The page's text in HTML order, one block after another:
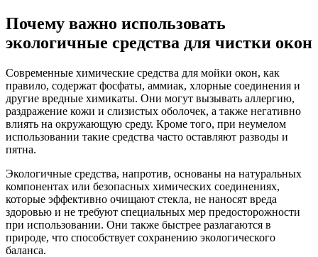
Почему важно использовать
экологичные средства для чистки окон
Современные химические средства для мойки окон, как
правило, содержат фосфаты, аммиак, хлорные соединения и
другие вредные химикаты. Они могут вызывать аллергию,
раздражение кожи и слизистых оболочек, а также негативно
влиять на окружающую среду. Кроме того, при неумелом
использовании такие средства часто оставляют разводы и
пятна.
Экологичные средства, напротив, основаны на натуральных
компонентах или безопасных химических соединениях,
которые эффективно очищают стекла, не наносят вреда
здоровью и не требуют специальных мер предосторожности
при использовании. Они также быстрее разлагаются в
природе, что способствует сохранению экологического
баланса.